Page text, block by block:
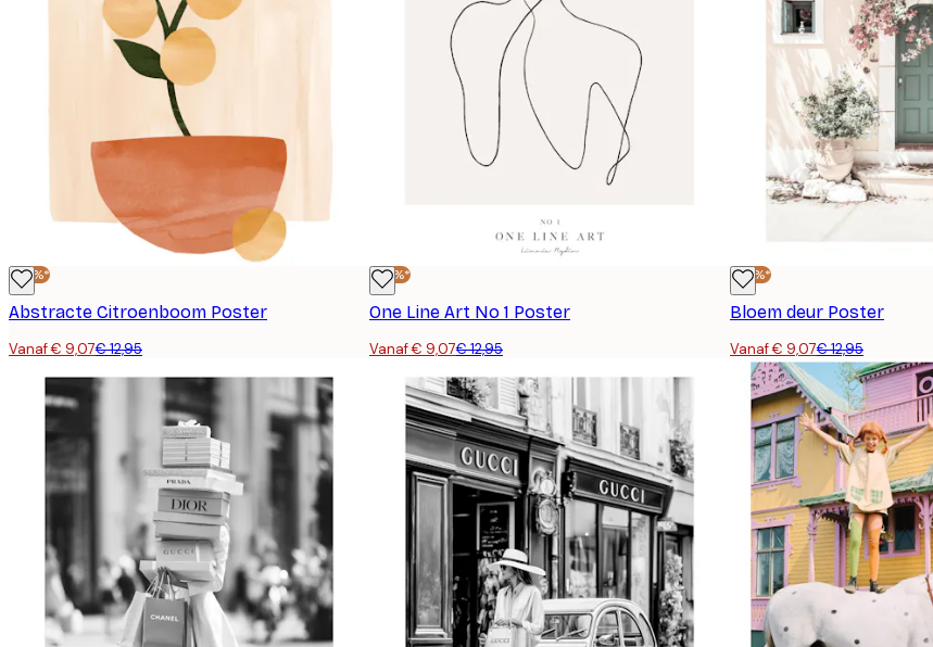
-30%*
Abstracte Citroenboom Poster
Vanaf € 9,07€ 12,95
-30%*
One Line Art No 1 Poster
Vanaf € 9,07€ 12,95
-30%*
Bloem deur Poster
Vanaf € 9,07€ 12,95